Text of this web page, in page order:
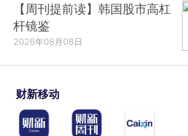
【周刊提前读】韩国股市高杠
杆镜鉴
2026年08月08日
财新移动